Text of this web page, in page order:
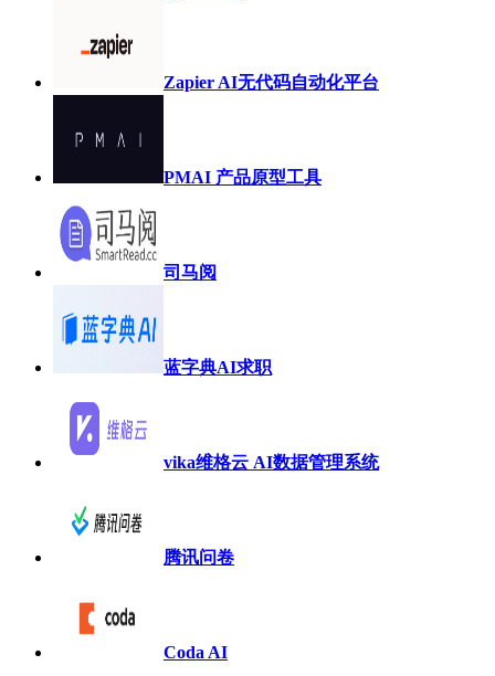
Zapier AI无代码自动化平台
PMAI 产品原型工具
司马阅
蓝字典AI求职
vika维格云 AI数据管理系统
腾讯问卷
Coda AI